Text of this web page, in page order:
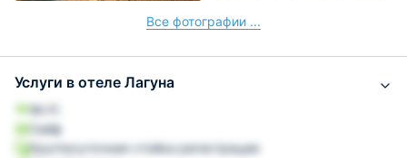
Все фотографии ...
Услуги в отеле Лагуна
Wi-Fi
Сейф
Круглосуточная стойка регистрации